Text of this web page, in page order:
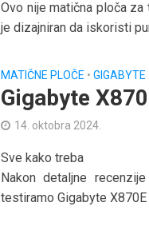
Ovo nije matična ploča za
je dizajniran da iskoristi
MATIČNE PLOČE • GIGABYTE
Gigabyte
14. oktobra 2024.
Sve kako treba
Nakon detaljne
testiramo Gigabyte